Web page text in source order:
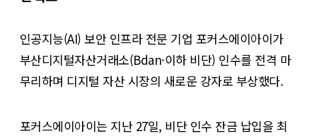
인공지능(AI) 보안 인프라 전문 기업 포커스에이아이가
부산디지털자산거래소(Bdan·이하 비단) 인수를 전격 마
무리하며 디지털 자산 시장의 새로운 강자로 부상했다.
포커스에이아이는 지난 27일, 비단 인수 잔금 납입을 최